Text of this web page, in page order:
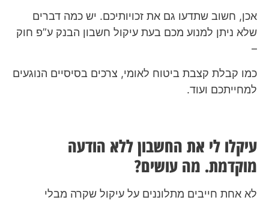
אכן, חשוב שתדעו גם את זכויותיכם. יש כמה דברים
שלא ניתן למנוע מכם בעת עיקול חשבון הבנק ע”פ חוק
–
כמו קבלת קצבת ביטוח לאומי, צרכים בסיסיים הנוגעים
למחייתכם ועוד.
עיקלו לי את החשבון ללא הודעה
מוקדמת. מה עושים?
לא אחת חייבים מתלוננים על עיקול שקרה מבלי